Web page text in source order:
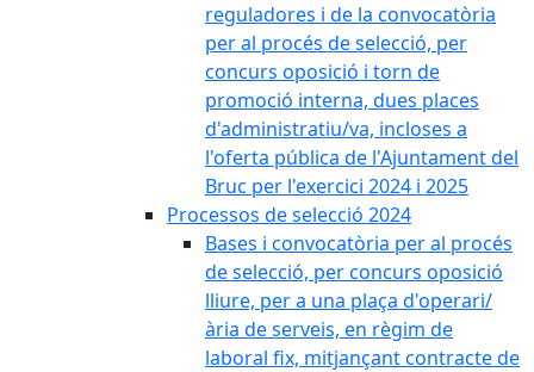
reguladores i de la convocatòria
per al procés de selecció, per
concurs oposició i torn de
promoció interna, dues places
d'administratiu/va, incloses a
l'oferta pública de l'Ajuntament del
Bruc per l'exercici 2024 i 2025
Processos de selecció 2024
Bases i convocatòria per al procés
de selecció, per concurs oposició
lliure, per a una plaça d'operari/
ària de serveis, en règim de
laboral fix, mitjançant contracte de